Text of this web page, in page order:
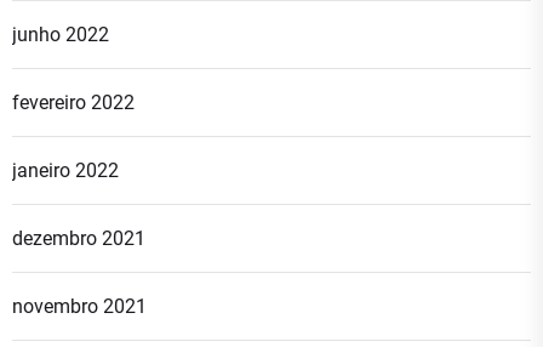
junho 2022
fevereiro 2022
janeiro 2022
dezembro 2021
novembro 2021